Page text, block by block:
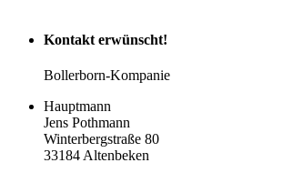
Kontakt erwünscht!
Bollerborn-Kompanie
Hauptmann
Jens Pothmann
Winterbergstraße 80
33184 Altenbeken